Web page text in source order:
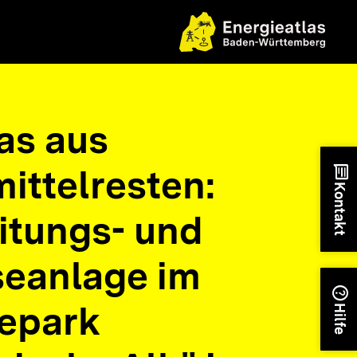
aus
und
im
chat
Kontakt
help
Hilfe